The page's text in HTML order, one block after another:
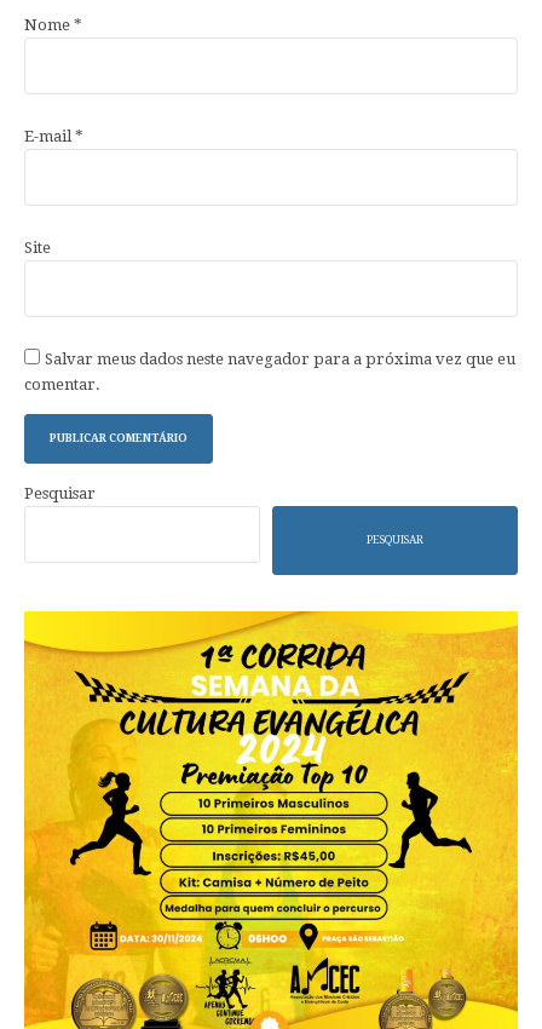
Nome *
E-mail*
Site
Salvar meus dados neste navegador para a próxima vez que eu
comentar.
Pesquisar
PESQUISAR